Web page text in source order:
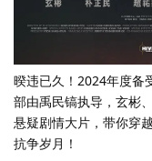
暌违已久！2024年度备
部由禹民镐执导，玄彬
悬疑剧情大片，带你穿
抗争岁月！